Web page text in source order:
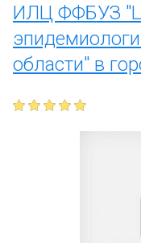
ИЛЦ ФФБУЗ
области" в